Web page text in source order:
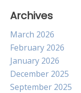
Archives
March 2026
February 2026
January 2026
December 2025
September 2025